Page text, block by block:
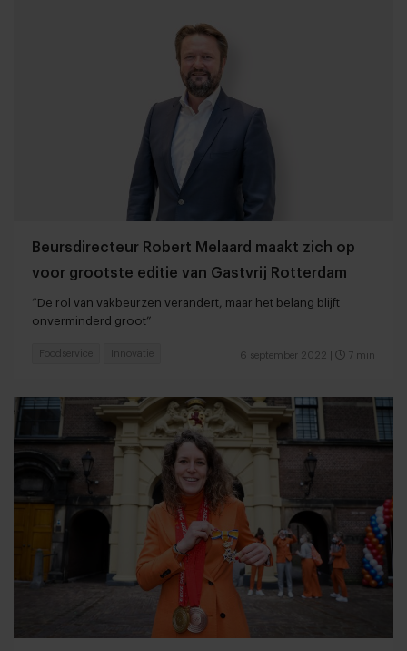
Beursdirecteur Robert Melaard maakt zich op
voor grootste editie van Gastvrij Rotterdam
“De rol van vakbeurzen verandert, maar het belang blijft
onverminderd groot”
6 september 2022 7 min
Foodservice Innovatie